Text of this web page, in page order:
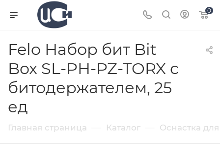
0
Felo Набор бит Bit
Box SL-PH-PZ-TORX с
битодержателем, 25
ед
Главная страница Каталог Оснастка